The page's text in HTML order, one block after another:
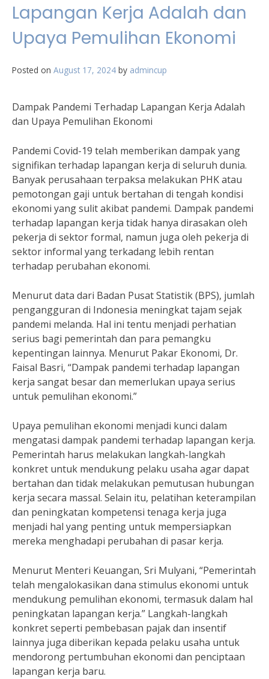
Lapangan Kerja Adalah dan
Upaya Pemulihan Ekonomi
Posted on August 17, 2024 by admincup
Dampak Pandemi Terhadap Lapangan Kerja Adalah
dan Upaya Pemulihan Ekonomi
Pandemi Covid-19 telah memberikan dampak yang
signifikan terhadap lapangan kerja di seluruh dunia.
Banyak perusahaan terpaksa melakukan PHK atau
pemotongan gaji untuk bertahan di tengah kondisi
ekonomi yang sulit akibat pandemi. Dampak pandemi
terhadap lapangan kerja tidak hanya dirasakan oleh
pekerja di sektor formal, namun juga oleh pekerja di
sektor informal yang terkadang lebih rentan
terhadap perubahan ekonomi.
Menurut data dari Badan Pusat Statistik (BPS), jumlah
pengangguran di Indonesia meningkat tajam sejak
pandemi melanda. Hal ini tentu menjadi perhatian
serius bagi pemerintah dan para pemangku
kepentingan lainnya. Menurut Pakar Ekonomi, Dr.
Faisal Basri, “Dampak pandemi terhadap lapangan
kerja sangat besar dan memerlukan upaya serius
untuk pemulihan ekonomi.”
Upaya pemulihan ekonomi menjadi kunci dalam
mengatasi dampak pandemi terhadap lapangan kerja.
Pemerintah harus melakukan langkah-langkah
konkret untuk mendukung pelaku usaha agar dapat
bertahan dan tidak melakukan pemutusan hubungan
kerja secara massal. Selain itu, pelatihan keterampilan
dan peningkatan kompetensi tenaga kerja juga
menjadi hal yang penting untuk mempersiapkan
mereka menghadapi perubahan di pasar kerja.
Menurut Menteri Keuangan, Sri Mulyani, “Pemerintah
telah mengalokasikan dana stimulus ekonomi untuk
mendukung pemulihan ekonomi, termasuk dalam hal
peningkatan lapangan kerja.” Langkah-langkah
konkret seperti pembebasan pajak dan insentif
lainnya juga diberikan kepada pelaku usaha untuk
mendorong pertumbuhan ekonomi dan penciptaan
lapangan kerja baru.